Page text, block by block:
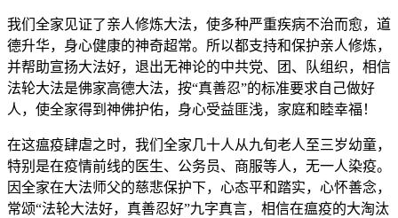
我们全家见证了亲人修炼大法，使多种严重疾病不治而愈，道
德升华，身心健康的神奇超常。所以都支持和保护亲人修炼，
并帮助宣扬大法好，退出无神论的中共党、团、队组织，相信
法轮大法是佛家高德大法，按“真善忍”的标准要求自己做好
人，使全家得到神佛护佑，身心受益匪浅，家庭和睦幸福！
在这瘟疫肆虐之时，我们全家几十人从九旬老人至三岁幼童，
特别是在疫情前线的医生、公务员、商服等人，无一人染疫。
因全家在大法师父的慈悲保护下，心态平和踏实，心怀善念，
常颂“法轮大法好，真善忍好”九字真言，相信在瘟疫的大淘汰